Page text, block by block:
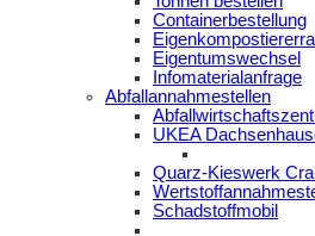
Containerbestellung
Eigentumswechsel
Infomaterialanfrage
Abfallannahmestellen
UKEA
Quarz-Kieswerk
Schadstoffmobil